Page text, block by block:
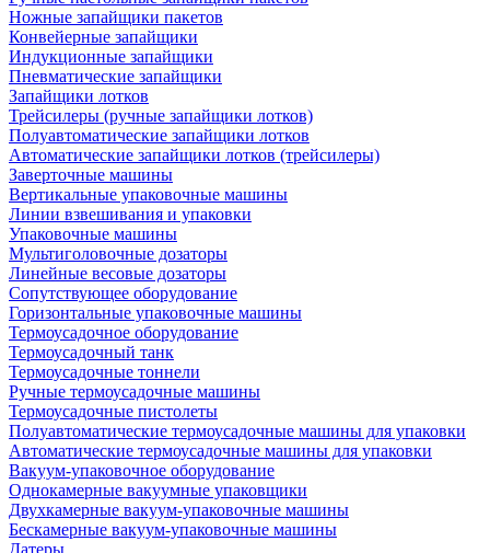
Ножные запайщики пакетов
Конвейерные запайщики
Индукционные запайщики
Пневматические запайщики
Запайщики лотков
Трейсилеры (ручные запайщики лотков)
Полуавтоматические запайщики лотков
Автоматические запайщики лотков (трейсилеры)
Заверточные машины
Вертикальные упаковочные машины
Линии взвешивания и упаковки
Упаковочные машины
Мультиголовочные дозаторы
Линейные весовые дозаторы
Сопутствующее оборудование
Горизонтальные упаковочные машины
Термоусадочное оборудование
Термоусадочный танк
Термоусадочные тоннели
Ручные термоусадочные машины
Термоусадочные пистолеты
Полуавтоматические термоусадочные машины для упаковки
Автоматические термоусадочные машины для упаковки
Вакуум-упаковочное оборудование
Однокамерные вакуумные упаковщики
Двухкамерные вакуум-упаковочные машины
Бескамерные вакуум-упаковочные машины
Датеры